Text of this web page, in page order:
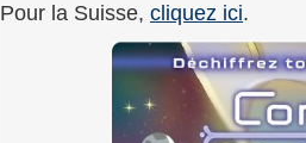
Pour la Suisse, cliquez ici.